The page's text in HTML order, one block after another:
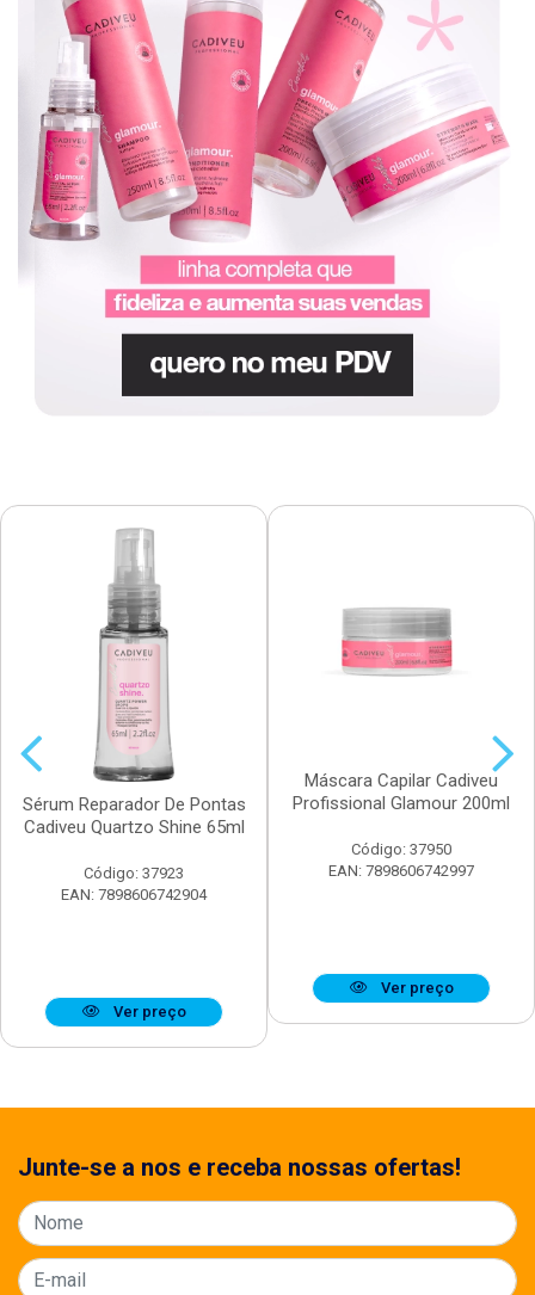
Sérum Reparador De Pontas
Cadiveu Quartzo Shine 65ml
Código: 37923
EAN: 7898606742904
Ver preço
Máscara Capilar Cadiveu
Profissional Glamour 200ml
Código: 37950
EAN: 7898606742997
Ver preço
Junte-se a nos e receba nossas ofertas!